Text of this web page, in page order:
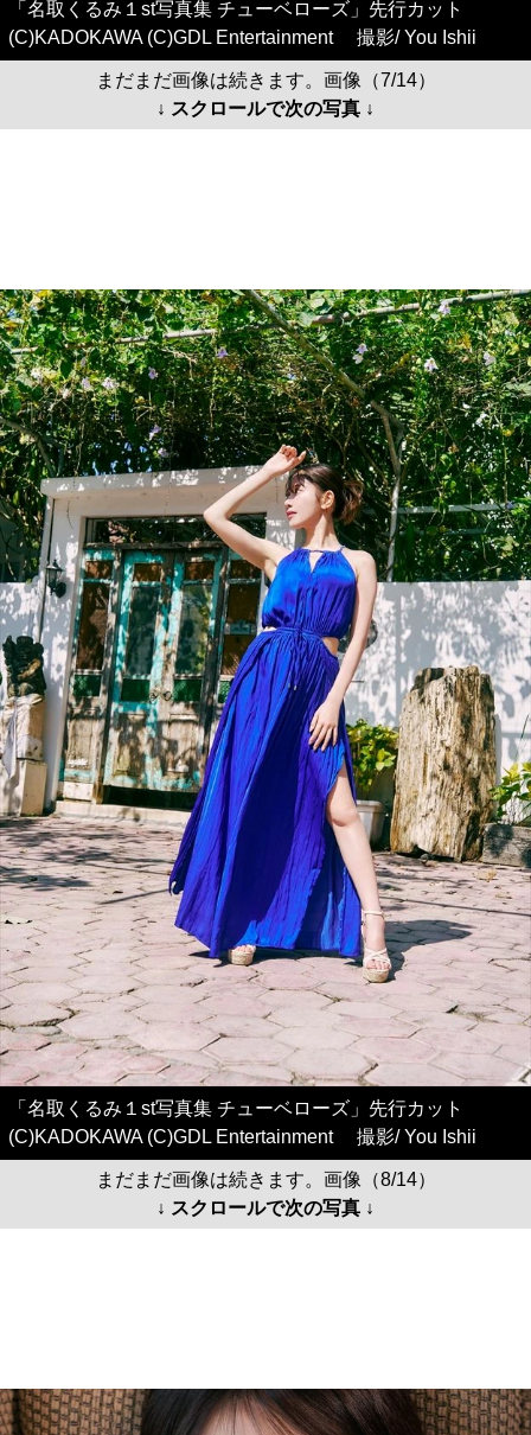
「名取くるみ１st写真集 チューベローズ」先行カット
(C)KADOKAWA (C)GDL Entertainment 撮影/ You Ishii
まだまだ画像は続きます。画像（7/14）
↓ スクロールで次の写真 ↓
「名取くるみ１st写真集 チューベローズ」先行カット
(C)KADOKAWA (C)GDL Entertainment 撮影/ You Ishii
まだまだ画像は続きます。画像（8/14）
↓ スクロールで次の写真 ↓